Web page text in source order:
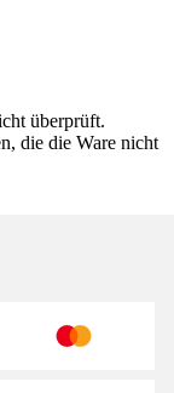
überprüft.
die die Ware nicht